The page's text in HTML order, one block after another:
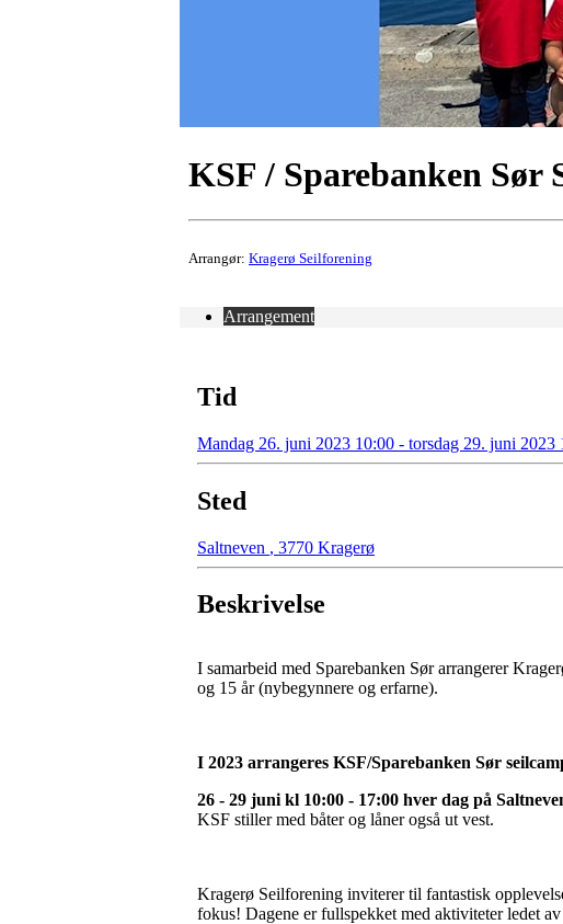
KSF / Sparebanken Sør
Arrangør: Kragerø Seilforening
Arrangement
Tid
Mandag 26. juni 2023 10:00 - torsdag 29. juni 2023
Sted
Saltneven , 3770 Kragerø
Beskrivelse
I samarbeid med Sparebanken Sør arrangerer
og 15 år (nybegynnere og erfarne).
I 2023 arrangeres KSF/Sparebanken Sør
26 - 29 juni kl 10:00 - 17:00 hver dag på
KSF stiller med båter og låner også ut vest.
Kragerø Seilforening inviterer til fantastisk
fokus! Dagene er fullspekket med aktiviteter ledet